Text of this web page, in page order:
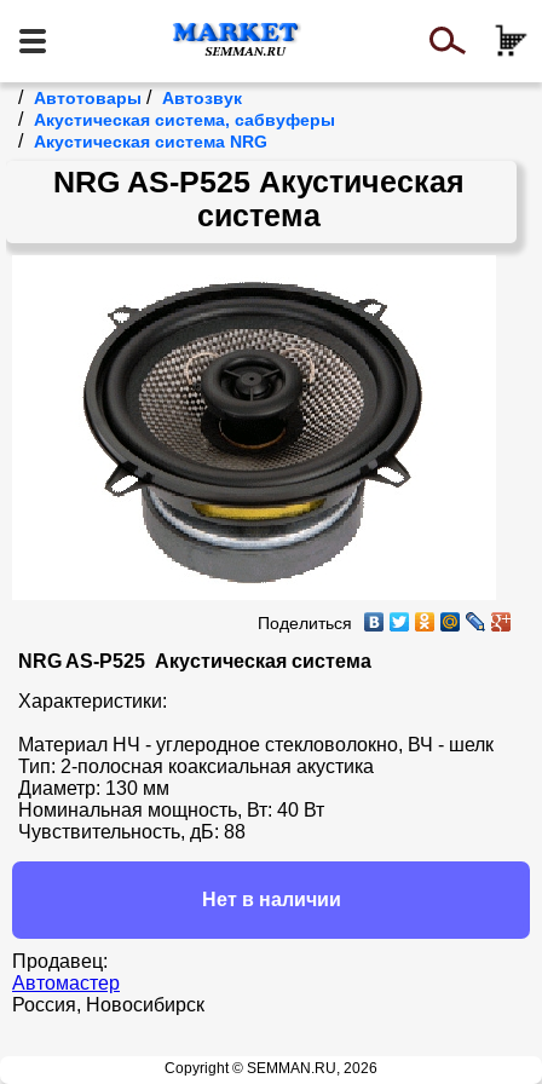
/ Автотовары / Автозвук
/ Акустическая система, сабвуферы
/ Акустическая система NRG
NRG AS-P525 Акустическая
система
Поделиться
NRG AS-P525  Акустическая система
Характеристики:
Материал НЧ - углеродное стекловолокно, ВЧ - шелк
Тип: 2-полосная коаксиальная акустика
Диаметр: 130 мм
Номинальная мощность, Вт: 40 Вт
Чувствительность, дБ: 88
Нет в наличии
Продавец:
Автомастер
Россия, Новосибирск
Copyright © SEMMAN.RU, 2026